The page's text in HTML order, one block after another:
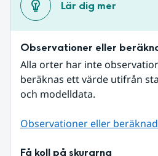
Lär dig mer
Observationer eller
Alla orter har inte
beräknas ett värde utifrån
och modelldata.
Observationer eller
Få koll på skurarna